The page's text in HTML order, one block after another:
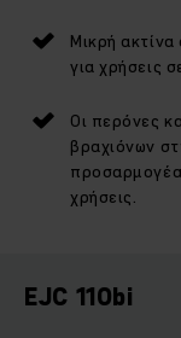
Μικρή
για χρήσεις
Οι περόνες
βραχιόνων
προσαρμογέα
χρήσεις.
EJC 110bi